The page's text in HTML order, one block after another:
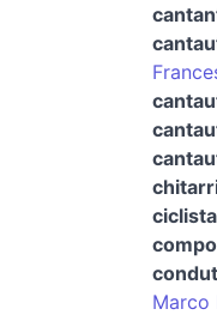
ciclista
Marco